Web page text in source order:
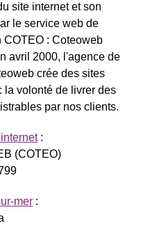
site internet et son
le service web de
COTEO : Coteoweb
avril 2000, l'agence de
crée des sites
la volonté de livrer des
par nos clients.
:
(COTEO)
mer :